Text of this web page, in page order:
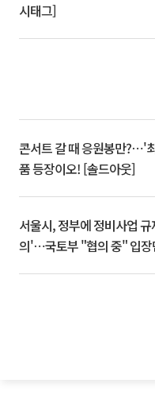
시태그]
콘서트 갈 때 응원봉만?⋯'
품 등장이오! [솔드아웃]
서울시, 정부에 정비사업
의'⋯국토부 "협의 중" 입장